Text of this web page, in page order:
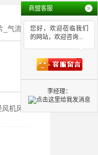
图片供应商
机风选
商盟客服 >
您好，欢迎莅临我们
的网站，欢迎咨询...
李经理：